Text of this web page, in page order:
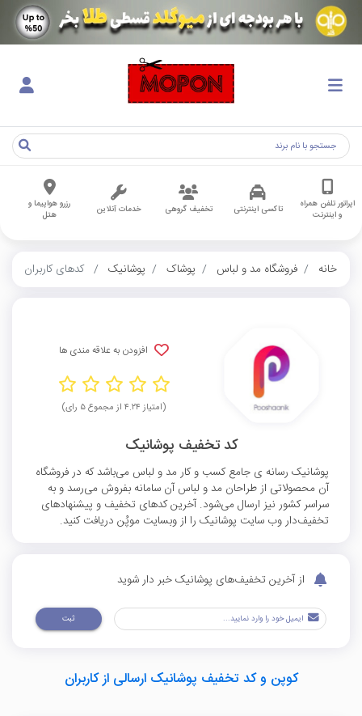
اپراتور تلفن همراه
و اینترنت
تاکسی اینترنتی تخفیف گروهی خدمات آنلاین
رزرو هواپیما و
هتل
خانه فروشگاه مد و لباس پوشاک پوشانیک کدهای کاربران
افزودن به علاقه مندی ها
(امتیاز ۴.۲۴ از مجموع ۵ رای)
کد تخفیف پوشانیک
پوشانیک رسانه ی جامع کسب و کار مد و لباس می‌باشد که در فروشگاه
آن محصولاتی از طراحان مد و لباس آن سامانه بفروش می‌رسد و به
سراسر کشور نیز ارسال می‌شود. آخرین کدهای تخفیف و پیشنهادهای
تخفیف‌دار وب سایت پوشانیک را از وبسایت موپُن دریافت کنید.
از آخرین تخفیف‌های پوشانیک خبر دار شوید
ثبت
کوپن و کد تخفیف پوشانیک ارسالی از کاربران